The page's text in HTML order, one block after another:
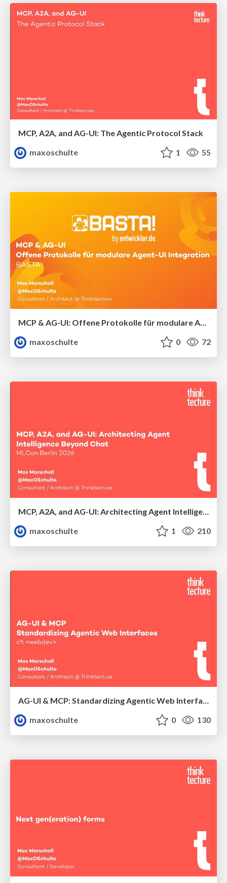
MCP, A2A, and AG-UI: The Agentic Protocol Stack
maxoschulte
1 55
maxoschulte
0 72
MCP, A2A, and AG-UI: Architecting Agent Intelligence Beyond Chat
maxoschulte
1 210
AG-UI & MCP: Standardizing Agentic Web Interfaces
maxoschulte
0 130